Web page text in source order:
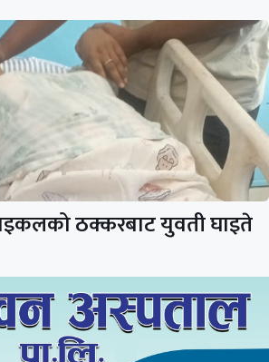
ठक्करबाट युवती घाइते